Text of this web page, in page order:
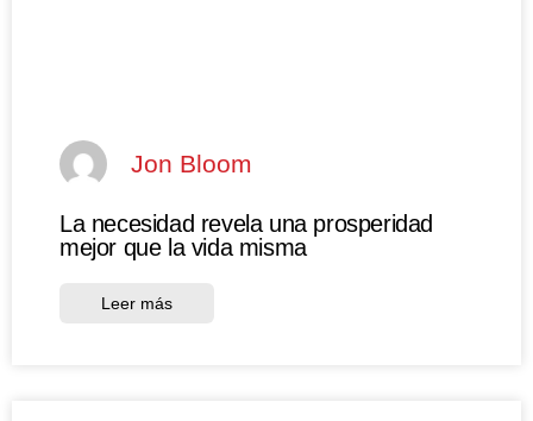
Jon Bloom
La necesidad revela una prosperidad
mejor que la vida misma
Leer más